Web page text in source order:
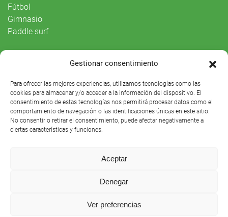
Gestionar consentimiento
Para ofrecer las mejores experiencias, utilizamos tecnologías como las
cookies para almacenar y/o acceder a la información del dispositivo. El
consentimiento de estas tecnologías nos permitirá procesar datos como el
comportamiento de navegación o las identificaciones únicas en este sitio.
No consentir o retirar el consentimiento, puede afectar negativamente a
ciertas características y funciones.
Aceptar
Denegar
Ver preferencias
Fútbol
Gimnasio
Paddle surf
Agenda
Club Náutico Sevilla © 2021 |Aviso legal